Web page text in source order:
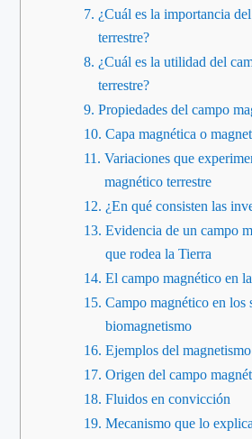
¿Cuál es la importancia
terrestre?
¿Cuál es la utilidad del
terrestre?
Propiedades del campo
Capa magnética o
Variaciones que
magnético terrestre
¿En qué consisten las
Evidencia de un campo
que rodea la Tierra
El campo magnético en
Campo magnético en los
biomagnetismo
Ejemplos del
Origen del campo
Fluidos en convicción
Mecanismo que lo